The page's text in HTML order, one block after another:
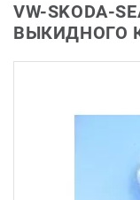
VW-SKODA-
ВЫКИДНОГО